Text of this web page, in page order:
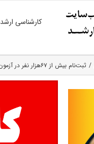
کارشناسی ارشد
ثبت‌نام بیش از ۶۷هزار نفر در آزمون کارشناسی ارشد ۱۳۹۶